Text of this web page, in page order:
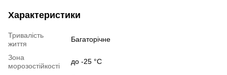
Характеристики
Тривалість
життя
Багаторічне
Зона
морозостійкості
до -25 °C